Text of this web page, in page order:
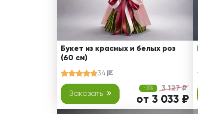
Букет из красных и белых роз
(60 см)
34
Заказать
-3% 3 127 ₽
от 3 033 ₽